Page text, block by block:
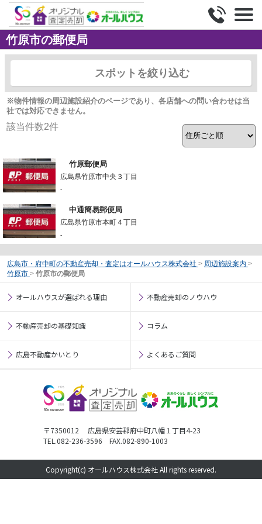
竹原市の郵便局
スポットを絞り込む
※物件情報の周辺施設紹介のページであり、各店舗への問い合わせは当
社では対応できません。
該当件数2件
竹原郵便局
広島県竹原市中央３丁目
-
中通簡易郵便局
広島県竹原市本町４丁目
-
広島市・府中町の不動産売却・査定はオールハウス株式会社 > 周辺施設案内 >
竹原市 > 竹原市の郵便局
オールハウスが選ばれる理由 不動産売却のノウハウ
不動産売却の基礎知識 コラム
広島不動産かいとり よくあるご質問
〒7350012 広島県安芸郡府中町八幡１丁目4-23
TEL.082-236-3596 FAX.082-890-1003
Copyright(c) オールハウス株式会社 All rights reserved.